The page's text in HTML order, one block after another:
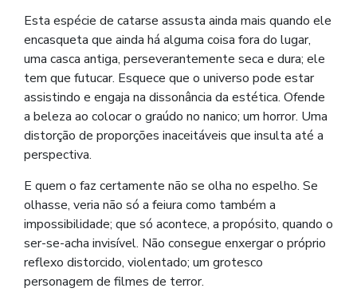
Esta espécie de catarse assusta ainda mais quando ele
encasqueta que ainda há alguma coisa fora do lugar,
uma casca antiga, perseverantemente seca e dura; ele
tem que futucar. Esquece que o universo pode estar
assistindo e engaja na dissonância da estética. Ofende
a beleza ao colocar o graúdo no nanico; um horror. Uma
distorção de proporções inaceitáveis que insulta até a
perspectiva.
E quem o faz certamente não se olha no espelho. Se
olhasse, veria não só a feiura como também a
impossibilidade; que só acontece, a propósito, quando o
ser-se-acha invisível. Não consegue enxergar o próprio
reflexo distorcido, violentado; um grotesco
personagem de filmes de terror.